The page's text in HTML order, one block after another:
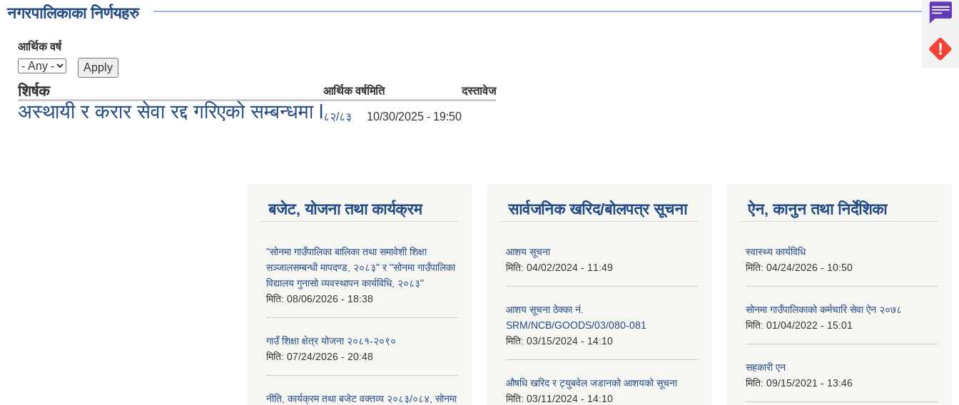
नगरपालिकाका निर्णयहरु
आर्थिक वर्ष
शिर्षक आर्थिक वर्षमिति दस्तावेज
अस्थायी र करार सेवा रद्द गरिएको सम्बन्धमा l८२/८३ 10/30/2025 - 19:50
बजेट, योजना तथा कार्यक्रम
"सोनमा गाउँपालिका बालिका तथा समावेशी शिक्षा
सञ्जालसम्बन्धी मापदण्ड, २०८३" र "सोनमा गाउँपालिका
विद्यालय गुनासो व्यवस्थापन कार्यविधि, २०८३"
मिति: 08/06/2026 - 18:38
गाउँ शिक्षा क्षेत्र योजना २०८१-२०९०
मिति: 07/24/2026 - 20:48
नीति, कार्यक्रम तथा बजेट वक्तव्य २०८३/०८४, सोनमा
सार्वजनिक खरिद/बोलपत्र सूचना
आशय सूचना
मिति: 04/02/2024 - 11:49
आशय सूचना ठेक्का नं.
SRM/NCB/GOODS/03/080-081
मिति: 03/15/2024 - 14:10
औषधि खरिद र ट्युबवेल जडानको आशयको सूचना
मिति: 03/11/2024 - 14:10
ऐन, कानुन तथा निर्देशिका
स्वास्थ्य कार्यविधि
मिति: 04/24/2026 - 10:50
सोनमा गाउँपालिकाको कर्मचारि सेवा ऐन २०७८
मिति: 01/04/2022 - 15:01
सहकारी एन
मिति: 09/15/2021 - 13:46